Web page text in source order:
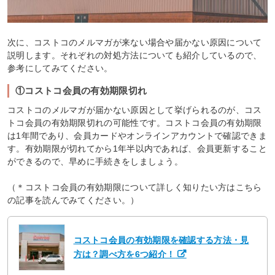
次に、コストコのメルマガが来ない場合や届かない原因について
説明します。それぞれの対処方法についても紹介しているので、
参考にしてみてください。
①コストコ会員の有効期限切れ
コストコのメルマガが届かない原因として挙げられるのが、コス
トコ会員の有効期限切れの可能性です。コストコ会員の有効期限
は1年間であり、会員カードやオンラインアカウントで確認できま
す。有効期限が切れてから1年半以内であれば、会員更新すること
ができるので、早めに手続きをしましょう。
（＊コストコ会員の有効期限について詳しく知りたい方はこちら
の記事を読んでみてください。）
コストコ会員の有効期限を確認する方法・見
方は？調べ方を6つ紹介！